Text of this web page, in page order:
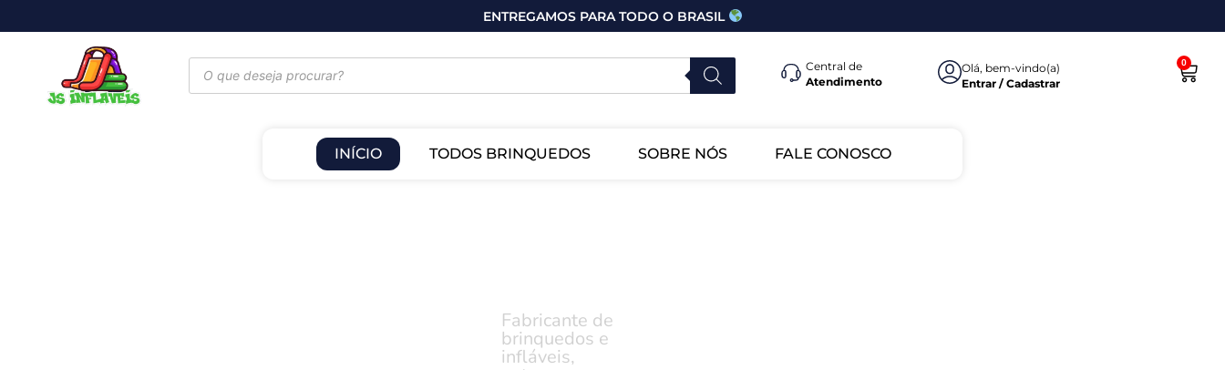
ENTREGAMOS PARA TODO O BRASIL
Central de
Atendimento
Olá, bem-vindo(a)
Entrar / Cadastrar
0
INÍCIO TODOS BRINQUEDOS SOBRE NÓS FALE CONOSCO
Fabricante de
brinquedos e
infláveis,